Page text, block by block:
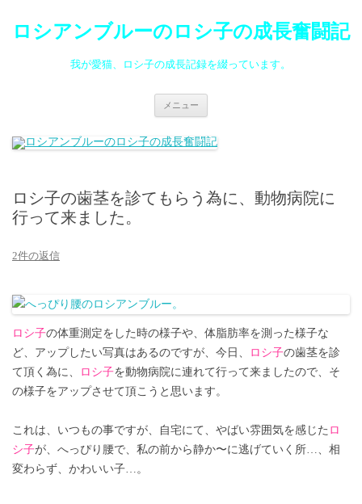
ロシアンブルーのロシ子の成長奮闘記
我が愛猫、ロシ子の成長記録を綴っています。
メニュー
ン
ツ
ッ
プ
ロシ子の歯茎を診てもらう為に、動物病院に
行って来ました。
2件の返信
ロシ子の体重測定をした時の様子や、体脂肪率を測った様子な
ど、アップしたい写真はあるのですが、今日、
ロシ子の歯茎を診
て頂く為に、
ロシ子を動物病院に連れて行って来ましたので、そ
の様子をアップさせて頂こうと思います。
これは、いつもの事ですが、自宅にて、やばい雰囲気を感じた ロ
シ子が、へっぴり腰で、私の前から静か〜に逃げていく所…、相
変わらず、かわいい子…。